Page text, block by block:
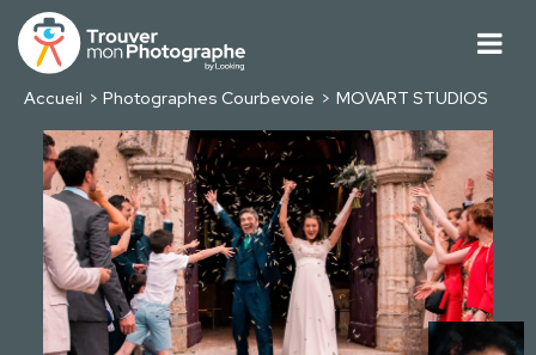
Accueil Photographes Courbevoie MOVART STUDIOS